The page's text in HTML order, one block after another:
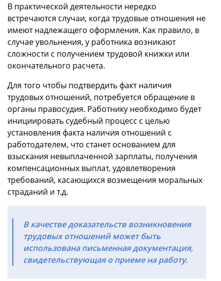
В практической деятельности нередко
встречаются случаи, когда трудовые отношения не
имеют надлежащего оформления. Как правило, в
случае увольнения, у работника возникают
сложности с получением трудовой книжки или
окончательного расчета.
Для того чтобы подтвердить факт наличия
трудовых отношений, потребуется обращение в
органы правосудия. Работнику необходимо будет
инициировать судебный процесс с целью
установления факта наличия отношений с
работодателем, что станет основанием для
взыскания невыплаченной зарплаты, получения
компенсационных выплат, удовлетворения
требований, касающихся возмещения моральных
страданий и т.д.
В качестве доказательств возникновения
трудовых отношений может быть
использована письменная документация,
свидетельствующая о приеме на работу.